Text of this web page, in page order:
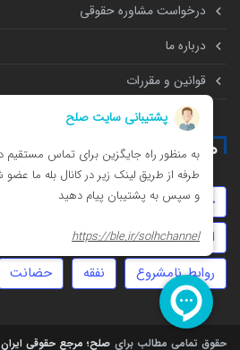
درخواست مشاوره حقوقی
درباره ما
قوانین و مقررات
همه چیز درباره
چک عقد موقت مهاجرت
استارتاپ
موجر و مستاجر
روابط نامشروع
نفقه حضانت
حقوق تمامی مطالب برای صلح؛ مرجع حقوقی ایران